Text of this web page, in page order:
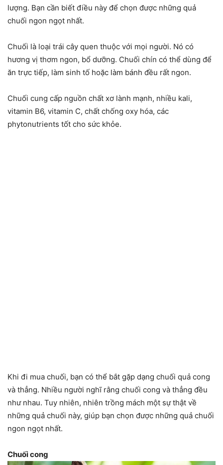
lượng. Bạn cần biết điều này để chọn được những quả
chuối ngon ngọt nhất.
Chuối là loại trái cây quen thuộc với mọi người. Nó có
hương vị thơm ngon, bổ dưỡng. Chuối chín có thể dùng để
ăn trực tiếp, làm sinh tố hoặc làm bánh đều rất ngon.
Chuối cung cấp nguồn chất xơ lành mạnh, nhiều kali,
vitamin B6, vitamin C, chất chống oxy hóa, các
phytonutrients tốt cho sức khỏe.
Khi đi mua chuối, bạn có thể bắt gặp dạng chuối quả cong
và thẳng. Nhiều người nghĩ rằng chuối cong và thẳng đều
như nhau. Tuy nhiên, nhiên trồng mách một sự thật về
những quả chuối này, giúp bạn chọn được những quả chuối
ngon ngọt nhất.
Chuối cong